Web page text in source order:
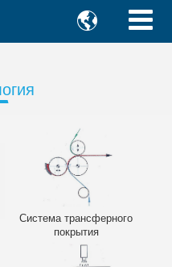

Система трансферного
покрытия